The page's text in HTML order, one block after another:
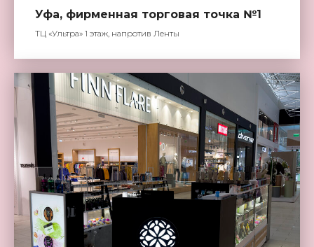
Уфа, фирменная торговая точка №1
ТЦ «Ультра» 1 этаж, напротив Ленты